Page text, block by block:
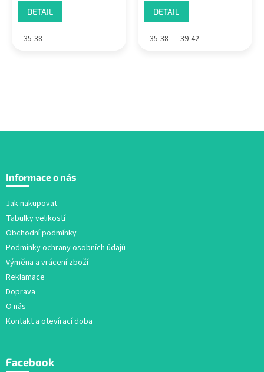
DETAIL
35-38
DETAIL
35-38 39-42
p
Informace o nás
Jak nakupovat
Tabulky velikostí
Obchodní podmínky
Podmínky ochrany osobních údajů
Výměna a vrácení zboží
Reklamace
Doprava
O nás
Kontakt a otevírací doba
Facebook